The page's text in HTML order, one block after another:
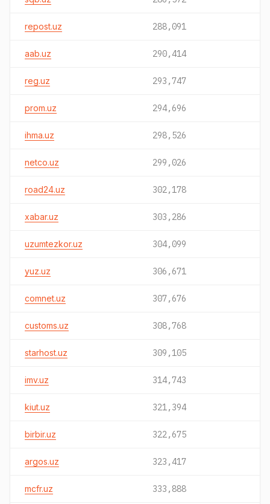
repost.uz 288,091
aab.uz 290,414
reg.uz 293,747
prom.uz 294,696
ihma.uz 298,526
netco.uz 299,026
road24.uz 302,178
xabar.uz 303,286
uzumtezkor.uz 304,099
yuz.uz 306,671
comnet.uz 307,676
customs.uz 308,768
starhost.uz 309,105
imv.uz 314,743
kiut.uz 321,394
birbir.uz 322,675
argos.uz 323,417
mcfr.uz 333,888